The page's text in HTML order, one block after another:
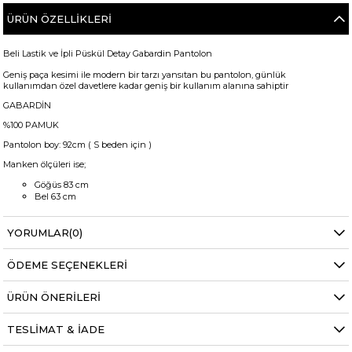
ÜRÜN ÖZELLIKLERI
Beli Lastik ve İpli Püskül Detay Gabardin Pantolon
Geniş paça kesimi ile modern bir tarzı yansıtan bu pantolon, günlük
kullanımdan özel davetlere kadar geniş bir kullanım alanına sahiptir
GABARDİN
%100 PAMUK
Pantolon boy: 92cm ( S beden için )
Manken ölçüleri ise;
Göğüs 83 cm
Bel 63 cm
Kalça 84 cm
Basen 89 cm
Bel Yüksek Bel
Kumaş Tipi
YORUMLAR(0)
ÖDEME SEÇENEKLERI
ÜRÜN ÖNERILERI
TESLIMAT & İADE